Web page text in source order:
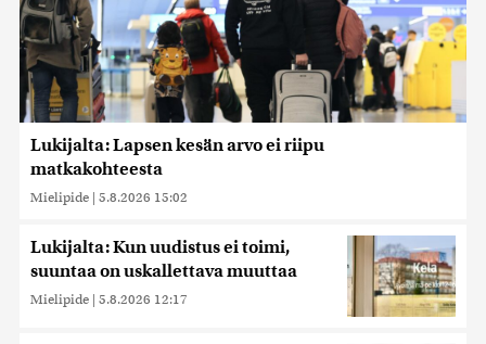
Lukijalta: Lapsen kesän arvo ei riipu
matkakohteesta
Mielipide | 5.8.2026 15:02
Lukijalta: Kun uudistus ei toimi,
suuntaa on uskallettava muuttaa
Mielipide | 5.8.2026 12:17